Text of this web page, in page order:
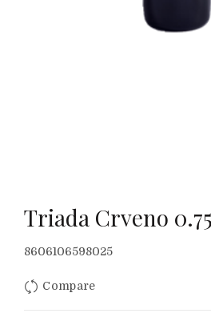
Triada Crveno
8606106598025
Compare